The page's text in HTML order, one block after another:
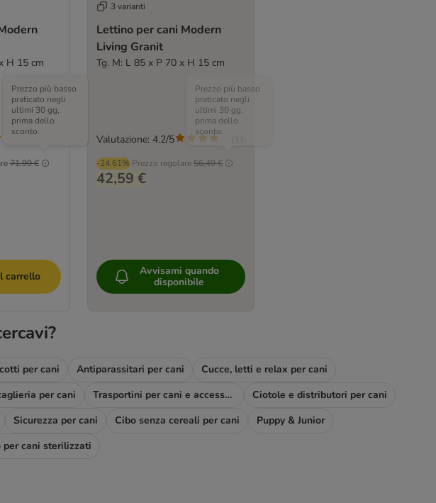
H 15 cm
71,99 €
Prezzo più basso
praticato negli
ultimi 30 gg,
prima dello
sconto.
carrello
3 varianti
Lettino per cani Modern
Living Granit
Tg. M: L 85 x P 70 x H 15 cm
-24.61% Prezzo regolare56,49 €
Prezzo più basso
praticato negli
ultimi 30 gg,
prima dello
sconto.
42,59 €
Valutazione: 4.2/5
Avvisami quando
disponibile
per cani Antiparassitari per cani
Cucce, letti e relax per cani
per cani Trasportini per cani e accessori viaggio
Ciotole e distributori per cani
Sicurezza per cani Cibo senza cereali per cani
Puppy & Junior
per cani sterilizzati